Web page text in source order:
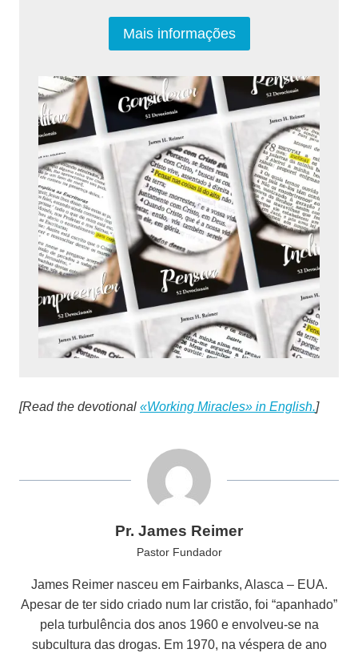
Mais informações
[Read the devotional «Working Miracles» in English.]
Pr. James Reimer
Pastor Fundador
James Reimer nasceu em Fairbanks, Alasca – EUA.
Apesar de ter sido criado num lar cristão, foi “apanhado”
pela turbulência dos anos 1960 e envolveu-se na
subcultura das drogas. Em 1970, na véspera de ano